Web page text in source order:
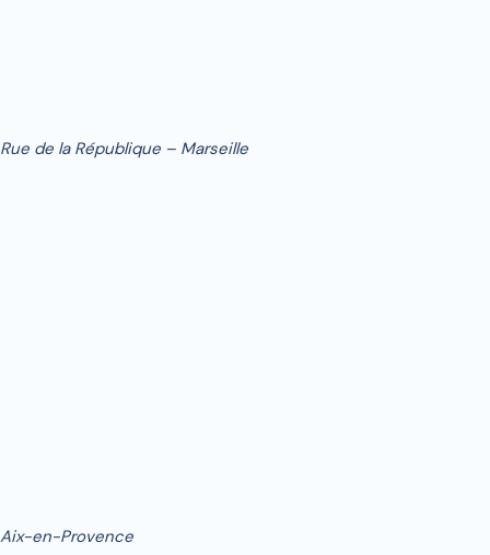
Rue de la République – Marseille
Aix-en-Provence